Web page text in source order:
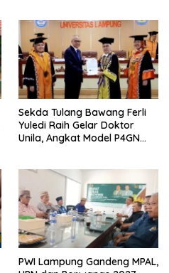
Sekda Tulang Bawang Ferli
Yuledi Raih Gelar Doktor
Unila, Angkat Model P4GN
PWI Lampung Gandeng MPAL,